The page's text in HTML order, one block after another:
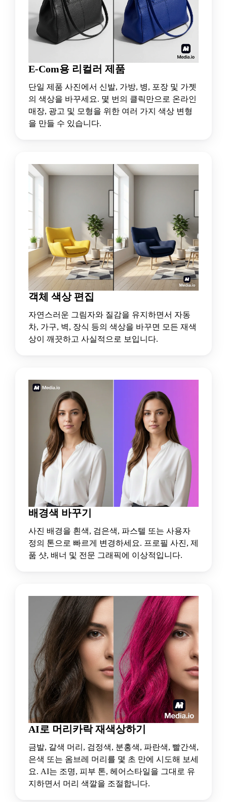
E-Com용 리컬러 제품
단일 제품 사진에서 신발, 가방, 병, 포장 및 가젯
의 색상을 바꾸세요. 몇 번의 클릭만으로 온라인
매장, 광고 및 모형을 위한 여러 가지 색상 변형
을 만들 수 있습니다.
객체 색상 편집
자연스러운 그림자와 질감을 유지하면서 자동
차, 가구, 벽, 장식 등의 색상을 바꾸면 모든 재색
상이 깨끗하고 사실적으로 보입니다.
배경색 바꾸기
사진 배경을 흰색, 검은색, 파스텔 또는 사용자
정의 톤으로 빠르게 변경하세요. 프로필 사진, 제
품 샷, 배너 및 전문 그래픽에 이상적입니다.
AI로 머리카락 재색상하기
금발, 갈색 머리, 검정색, 분홍색, 파란색, 빨간색,
은색 또는 옴브레 머리를 몇 초 만에 시도해 보세
요. AI는 조명, 피부 톤, 헤어스타일을 그대로 유
지하면서 머리 색깔을 조절합니다.